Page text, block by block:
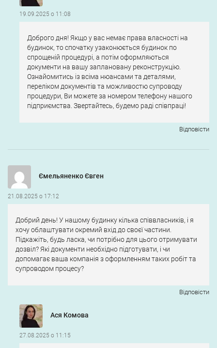
19.09.2025 о 11:08
Доброго дня! Якщо у вас немає права власності на
будинок, то спочатку узаконюється будинок по
спрощеній процедурі, а потім оформляються
документи на вашу заплановану реконструкцію.
Ознайомитись із всіма нюансами та деталями,
переліком документів та можливостю супроводу
процедури, Ви можете за номером телефону нашого
підприємства. Звертайтесь, будемо раді співпраці!
Відповіcти
Ємельяненко Євген
21.08.2025 о 17:12
Добрий день! У нашому будинку кілька співвласників, і я
хочу облаштувати окремий вхід до своєї частини.
Підкажіть, будь ласка, чи потрібно для цього отримувати
дозвіл? Які документи необхідно підготувати, і чи
допомагає ваша компанія з оформленням таких робіт та
супроводом процесу?
Відповіcти
Ася Комова
27.08.2025 о 11:15